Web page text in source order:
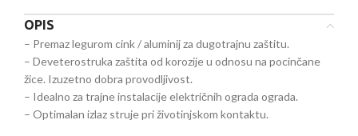
OPIS
– Premaz legurom cink / aluminij za dugotrajnu zaštitu.
– Deveterostruka zaštita od korozije u odnosu na pocinčane
žice. Izuzetno dobra provodljivost.
– Idealno za trajne instalacije električnih ograda ograda.
– Optimalan izlaz struje pri životinjskom kontaktu.